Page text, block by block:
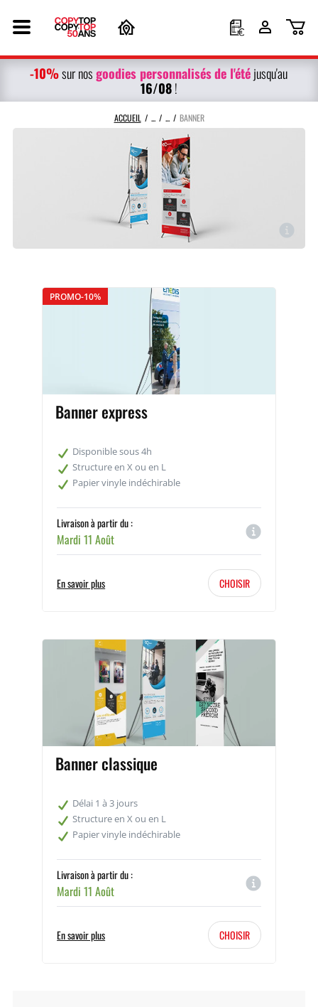
-10%sur nosgoodies personnalisésde l'étéjusqu'au
16/08!
ACCUEIL BANNER
X-Banner
L-Banner
PROMO-10%
Banner express
Disponible sous 4h
Structure en X ou en L
Papier vinyle indéchirable
Livraison à partir du :
Mardi 11 Août
En savoir plus CHOISIR
Banner classique
Délai 1 à 3 jours
Structure en X ou en L
Papier vinyle indéchirable
Livraison à partir du :
Mardi 11 Août
En savoir plus CHOISIR